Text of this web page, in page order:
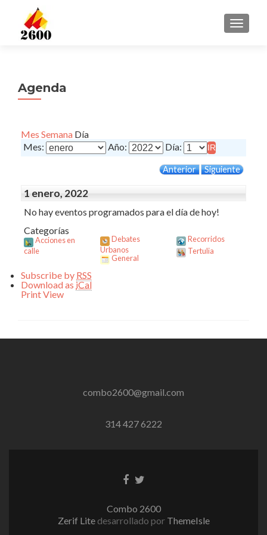
Agenda
Mes Semana Día
Mes:
Año: Día:
Anterior Siguiente
1 enero, 2022
No hay eventos programados para el día de hoy!
Categorías
Acciones en
calle
Debates
Urbanos
General
Recorridos
Tertulia
Subscribe by RSS
Download as iCal
PrintView
combo2600@gmail.com
314 427 6222
EnlaceEnlace
Combo 2600
Zerif Lite desarrollado por ThemeIsle